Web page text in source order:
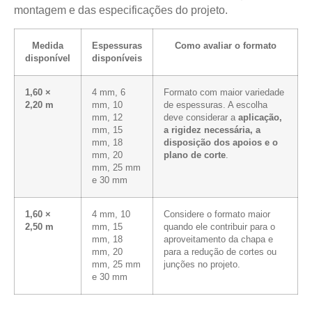
montagem e das especificações do projeto.
Medida
disponível
Espessuras
disponíveis
Como avaliar o formato
1,60 ×
2,20 m
4 mm, 6
mm, 10
mm, 12
mm, 15
mm, 18
mm, 20
mm, 25 mm
e 30 mm
Formato com maior variedade
de espessuras. A escolha
deve considerar a aplicação,
a rigidez necessária, a
disposição dos apoios e o
plano de corte.
1,60 ×
2,50 m
4 mm, 10
mm, 15
mm, 18
mm, 20
mm, 25 mm
e 30 mm
Considere o formato maior
quando ele contribuir para o
aproveitamento da chapa e
para a redução de cortes ou
junções no projeto.